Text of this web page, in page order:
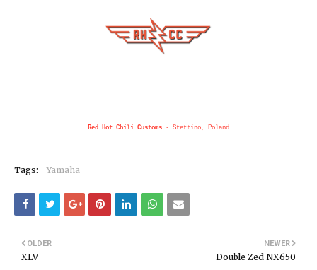
Red Hot Chili Customs - Stettino, Poland
Tags: Yamaha
NEWER
Double Zed NX650
OLDER
XLV